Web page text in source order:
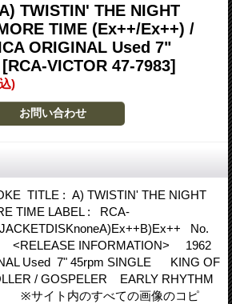
TWISTIN' THE NIGHT
TIME (Ex++/Ex++) /
ORIGINAL Used 7"
[RCA-VICTOR 47-7983]
)
TITLE : A) TWISTIN' THE NIGHT
TIME LABEL : RCA-
No.
<RELEASE INFORMATION> 1962
Used 7" 45rpm SINGLE KING OF
/ GOSPELER EARLY RHYTHM
イト内のすべての画像のコピ